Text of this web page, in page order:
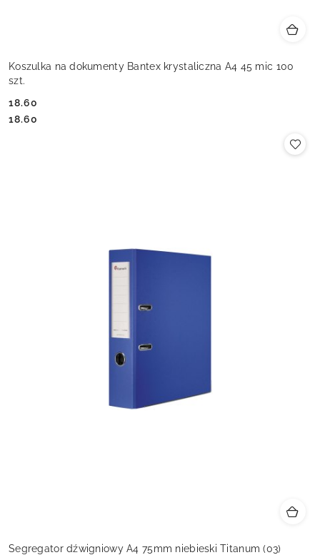
Koszulka na dokumenty Bantex krystaliczna A4 45 mic 100
szt.
Cena:
18.60
Cena:
18.60
Segregator dźwigniowy A4 75mm niebieski Titanum (03)